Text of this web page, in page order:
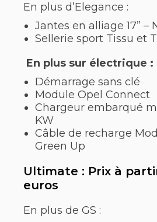
En plus d’Elegance :
Jantes en alliage 17” –
Sellerie sport Tissu et
En plus sur électrique :
Démarrage sans clé
Module Opel Connect
Chargeur embarqué
KW
Câble de recharge
Green Up
Ultimate : Prix à
euros
En plus de GS :